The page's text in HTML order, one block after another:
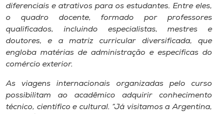
Museu
Unoesc
Store
Selecione
diferenciais e atrativos para os estudantes. Entre eles,
o quadro docente, formado por professores
qualificados, incluindo especialistas, mestres e
doutores, e a matriz curricular diversificada, que
engloba matérias de administração e específicas do
comércio exterior.
As viagens internacionais organizadas pelo curso
possibilitam ao acadêmico adquirir conhecimento
técnico, científico e cultural. “Já visitamos a Argentina,